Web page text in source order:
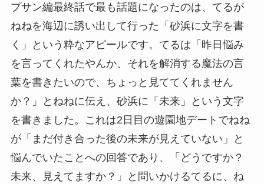
プサン編最終話で最も話題になったのは、てるが
ねねを海辺に誘い出して行った「砂浜に文字を書
く」という粋なアピールです。てるは「昨日悩み
を言ってくれたやんか、それを解消する魔法の言
葉を書きたいので、ちょっと見ててくれません
か？」とねねに伝え、砂浜に「未来」という文字
を書きました。これは2日目の遊園地デートでねね
が「まだ付き合った後の未来が見えていない」と
悩んでいたことへの回答であり、「どうですか？
未来、見えてますか？」と問いかけるてるに、ね